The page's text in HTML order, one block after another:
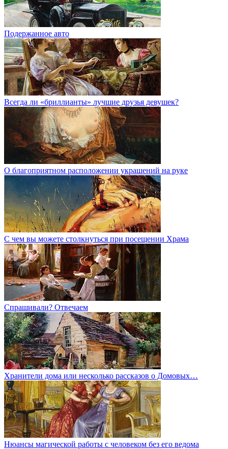
Подержанное авто
Всегда ли «бриллианты» лучшие друзья девушек?
О благоприятном расположении украшений на руке
С чем вы можете столкнуться при посещении Храма
Спрашивали? Отвечаем
Хранители дома или несколько рассказов о Домовых…
Нюансы магической работы с человеком без его ведома